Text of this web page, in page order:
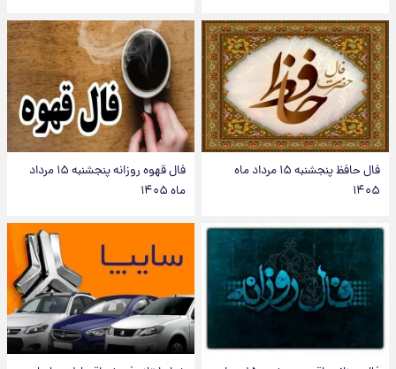
فال حافظ پنجشنبه ۱۵ مرداد ماه
۱۴۰۵
فال قهوه روزانه پنجشنبه ۱۵ مرداد
ماه ۱۴۰۵